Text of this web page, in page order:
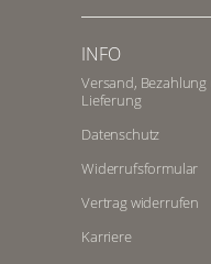
INFO
Versand,
Lieferung
Datenschutz
Widerrufsformular
Vertrag widerrufen
Karriere